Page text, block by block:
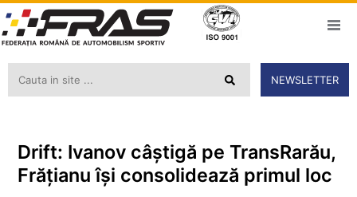
NEWSLETTER
Drift: Ivanov câștigă pe TransRarău,
Frățianu își consolidează primul loc